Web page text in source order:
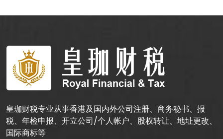
皇珈财税专业从事香港及国内外公司注册、商务秘书、报
税、年检申报、开立公司/个人帐户、股权转让、地址更改、
国际商标等